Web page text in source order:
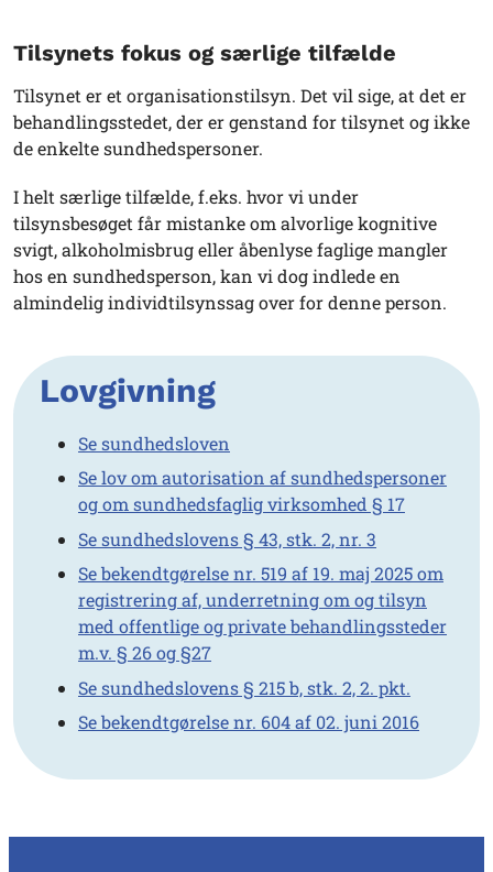
Tilsynets fokus og særlige tilfælde
Tilsynet er et organisationstilsyn. Det vil sige, at det er
behandlingsstedet, der er genstand for tilsynet og ikke
de enkelte sundhedspersoner.
I helt særlige tilfælde, f.eks. hvor vi under
tilsynsbesøget får mistanke om alvorlige kognitive
svigt, alkoholmisbrug eller åbenlyse faglige mangler
hos en sundhedsperson, kan vi dog indlede en
almindelig individtilsynssag over for denne person.
Lovgivning
Se sundhedsloven
Se lov om autorisation af sundhedspersoner
og om sundhedsfaglig virksomhed § 17
Se sundhedslovens § 43, stk. 2, nr. 3
Se bekendtgørelse nr. 519 af 19. maj 2025 om
registrering af, underretning om og tilsyn
med offentlige og private behandlingssteder
m.v. § 26 og §27
Se sundhedslovens § 215 b, stk. 2, 2. pkt.
Se bekendtgørelse nr. 604 af 02. juni 2016